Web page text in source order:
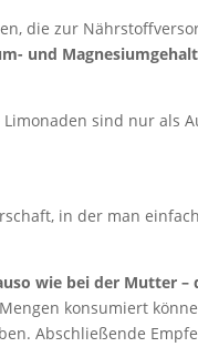
die zur
und Magnesiumgehalt
sind nur als
in der man
wie bei der Mutter –
konsumiert
Abschließende